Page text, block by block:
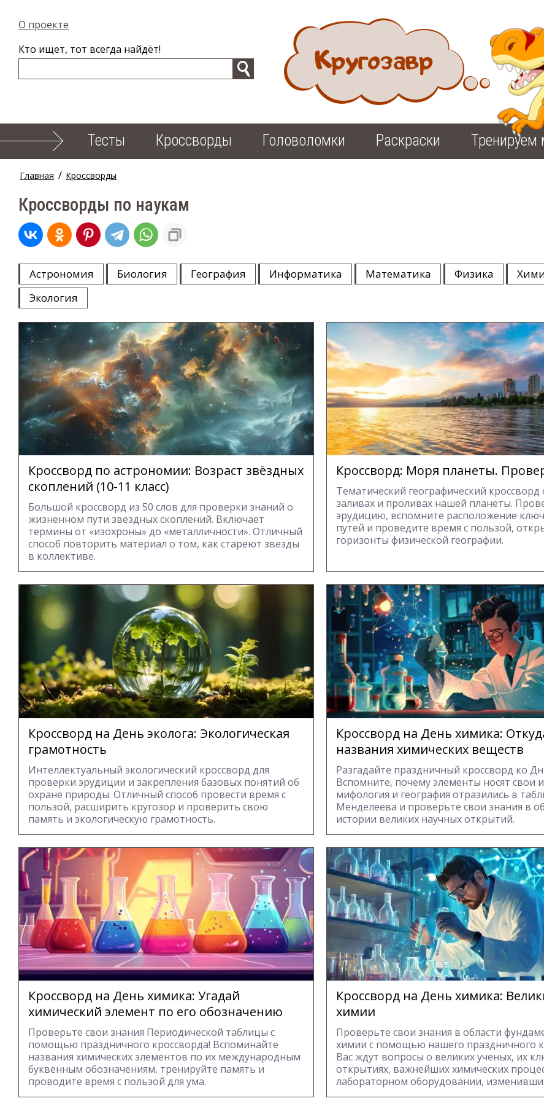
О проекте
Кто ищет, тот всегда найдёт!
Тесты Кроссворды Головоломки Раскраски Тренируем
Главная / Кроссворды
Кроссворды по наукам
Астрономия Биология География Информатика Математика Физика
Экология
Кроссворд по астрономии: Возраст звёздных
скоплений (10-11 класс)
Большой кроссворд из 50 слов для проверки знаний о
жизненном пути звездных скоплений. Включает
термины от «изохроны» до «металличности». Отличный
способ повторить материал о том, как стареют звезды
в коллективе.
Кроссворд: Моря планеты.
Тематический географический кроссворд
заливах и проливах нашей планеты.
эрудицию, вспомните расположение
путей и проведите время с пользой,
горизонты физической географии.
Кроссворд на День эколога: Экологическая
грамотность
Интеллектуальный экологический кроссворд для
проверки эрудиции и закрепления базовых понятий об
охране природы. Отличный способ провести время с
пользой, расширить кругозор и проверить свою
память и экологическую грамотность.
Кроссворд на День химика:
названия химических веществ
Разгадайте праздничный кроссворд ко
Вспомните, почему элементы носят свои
мифология и география отразились в
Менделеева и проверьте свои знания в
истории великих научных открытий.
Кроссворд на День химика: Угадай
химический элемент по его обозначению
Проверьте свои знания Периодической таблицы с
помощью праздничного кроссворда! Вспоминайте
названия химических элементов по их международным
буквенным обозначениям, тренируйте память и
проводите время с пользой для ума.
Кроссворд на День химика:
химии
Проверьте свои знания в области
химии с помощью нашего праздничного
Вас ждут вопросы о великих ученых, их
открытиях, важнейших химических
лабораторном оборудовании,